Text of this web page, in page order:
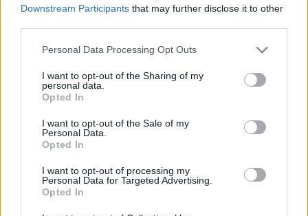
Downstream Participants that may further disclose it to other
Please note that this website/app uses one or more Google
not limited to your visit or usage behaviour. You may click to
grant or deny consent to Google and its third-party tags to
use your data for below specified purposes in below Google
consent section.
Personal Data Processing Opt Outs
I want to opt-out of the Sharing of my
personal data.
Opted In
I want to opt-out of the Sale of my
Personal Data.
Opted In
I want to opt-out of processing my
Personal Data for Targeted Advertising.
Opted In
B2B NEWS